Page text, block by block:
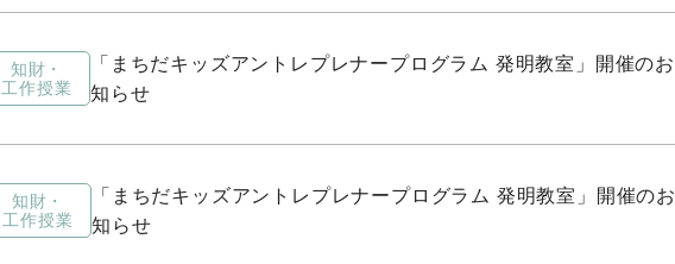
知財・
工作授業
「まちだキッズアントレプレナープログラム 発明教室」開催のお
知らせ
知財・
工作授業
「まちだキッズアントレプレナープログラム 発明教室」開催のお
知らせ